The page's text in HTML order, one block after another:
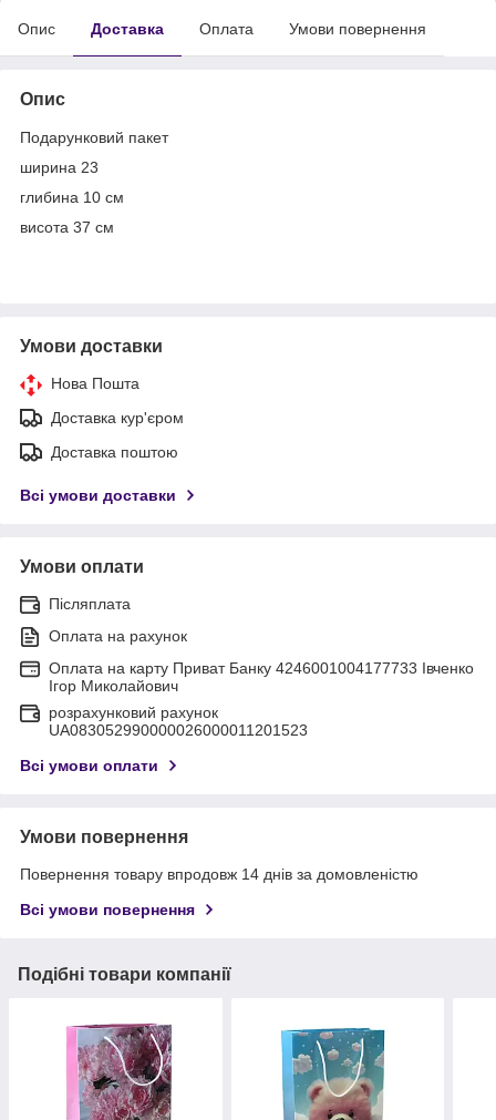
Опис Доставка Оплата Умови повернення
Опис
Подарунковий пакет
ширина 23
глибина 10 см
висота 37 см
Умови доставки
Нова Пошта
Доставка кур'єром
Доставка поштою
Всі умови доставки
Умови оплати
Післяплата
Оплата на рахунок
Оплата на карту Приват Банку 4246001004177733 Івченко
Ігор Миколайович
розрахунковий рахунок
UA083052990000026000011201523
Всі умови оплати
Умови повернення
Повернення товару впродовж 14 днів за домовленістю
Всі умови повернення
Подібні товари компанії